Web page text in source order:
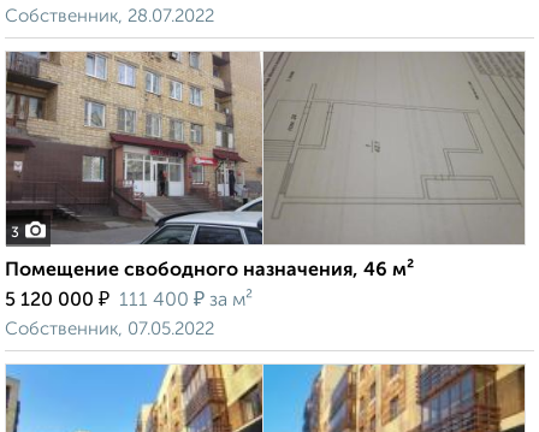
Собственник, 28.07.2022
3
Помещение свободного назначения, 46 м²
5 120 000 ₽ 111 400 ₽ за м²
Собственник, 07.05.2022